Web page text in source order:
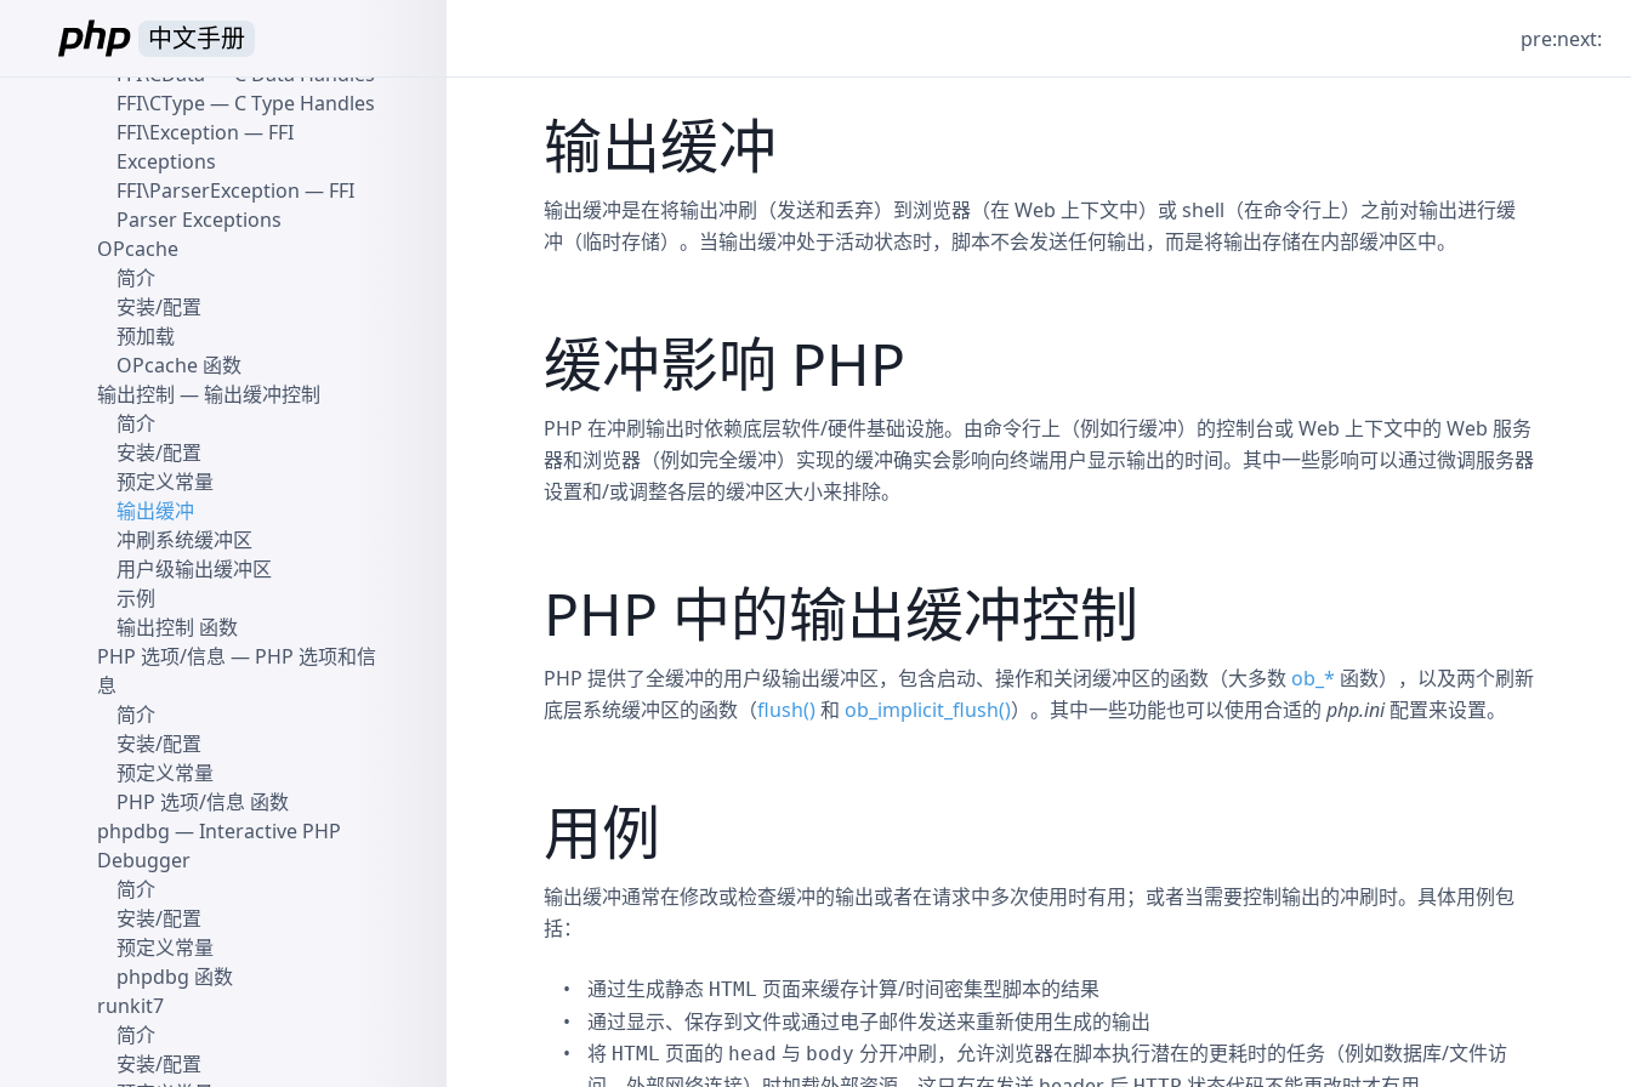
中文手册 pre:next:
输出缓冲
输出缓冲是在将输出冲刷（发送和丢弃）到浏览器（在 Web 上下文中）或 shell（在命令行上）之前对输出进行缓
冲（临时存储）。当输出缓冲处于活动状态时，脚本不会发送任何输出，而是将输出存储在内部缓冲区中。
缓冲影响 PHP
PHP 在冲刷输出时依赖底层软件/硬件基础设施。由命令行上（例如行缓冲）的控制台或 Web 上下文中的 Web 服务
器和浏览器（例如完全缓冲）实现的缓冲确实会影响向终端用户显示输出的时间。其中一些影响可以通过微调服务器
设置和/或调整各层的缓冲区大小来排除。
PHP 中的输出缓冲控制
PHP 提供了全缓冲的用户级输出缓冲区，包含启动、操作和关闭缓冲区的函数（大多数 ob_ * 函数），以及两个刷新
底层系统缓冲区的函数（flush()和 ob_implicit_flush()）。其中一些功能也可以使用合适的 php.ini配置来设置。
用例
输出缓冲通常在修改或检查缓冲的输出或者在请求中多次使用时有用；或者当需要控制输出的冲刷时。具体用例包
括：
通过生成静态 HTML 页面来缓存计算/时间密集型脚本的结果
通过显示、保存到文件或通过电子邮件发送来重新使用生成的输出
将 HTML 页面的 head 与 body 分开冲刷，允许浏览器在脚本执行潜在的更耗时的任务（例如数据库/文件访
FFI
— C 代码和数据的主接口
FFI\CData — C Data Handles
FFI\CType— C Type Handles
FFI\Exception — FFI
Exceptions
FFI\ParserException — FFI
Parser Exceptions
OPcache
简介
安装/配置
预加载
OPcache 函数
输出控制 — 输出缓冲控制
简介
安装/配置
预定义常量
输出缓冲
冲刷系统缓冲区
用户级输出缓冲区
示例
输出控制 函数
PHP 选项/信息 — PHP 选项和信
息
简介
安装/配置
预定义常量
PHP 选项/信息 函数
phpdbg — Interactive PHP
Debugger
简介
安装/配置
预定义常量
phpdbg 函数
runkit7
简介
安装/配置